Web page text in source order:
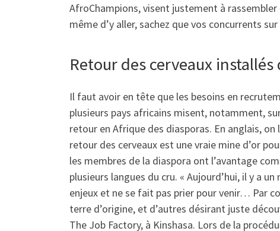
AfroChampions, visent justement à
même d’y aller, sachez que vos concurrents
Retour des cerveaux
Il faut avoir en tête que les besoins en
plusieurs pays africains misent, notamment,
retour en Afrique des diasporas. En anglais,
retour des cerveaux est une vraie mine d’or
les membres de la diaspora ont l’avantage
plusieurs langues du cru. « Aujourd’hui, il y a
enjeux et ne se fait pas prier pour venir… Par
terre d’origine, et d’autres désirant juste
The Job Factory, à Kinshasa. Lors de la